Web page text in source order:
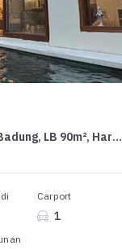
Rumah Dijual di Ungasan, Badung, LB 90m², Harga Terbaik!
Carport
1